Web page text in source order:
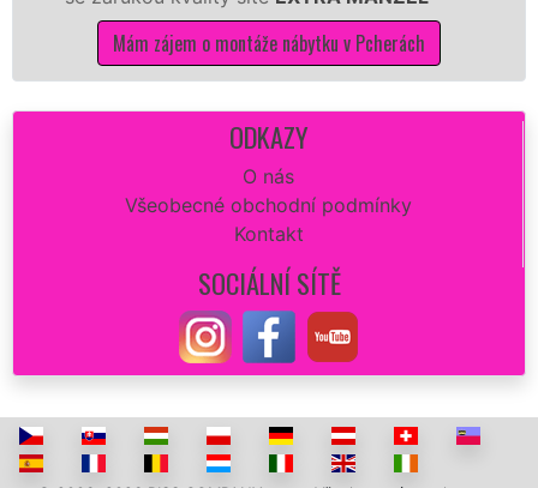
zájem o montáže nábytku v Pcherách
kvalitně.
ODKAZY
O nás
Všeobecné obchodní podmínky
Kontakt
SOCIÁLNÍ SÍTĚ